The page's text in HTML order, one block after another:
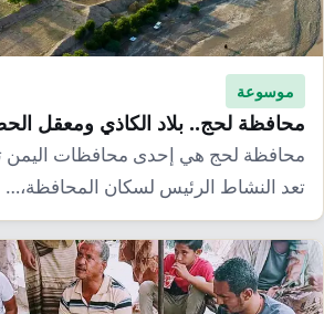
قضايا
معيشة
قصة
انفوجرافيك
تقارير صور
فيديو
موسوعة
محافظة لحج.. بلاد الكاذي ومعقل
محافظة لحج هي إحدى محافظات اليمن
تعد النشاط الرئيس لسكان المحافظة،…